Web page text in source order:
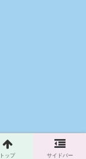
トップ サイドバー